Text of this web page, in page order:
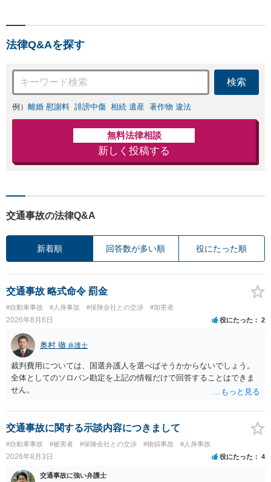
法律Q&Aを探す
検索
例） 離婚 慰謝料 誹謗中傷 相続 遺産 著作物 違法
無料法律相談
新しく投稿する
交通事故の法律Q&A
新着順 回答数が多い順 役にたった順
交通事故 略式命令 罰金
#自動車事故 #人身事故 #保険会社との交渉 #加害者
2026年8月6日 役にたった 2
奥村 徹 弁護士
裁判費用については、国選弁護人を選べばそうかからないでしょう。
全体としてのソロバン勘定を上記の情報だけで回答することはできま
せん。
交通事故に関する示談内容につきまして
#自動車事故 #被害者 #保険会社との交渉 #物損事故 #人身事故
2026年8月3日 役にたった 4
交通事故に強い弁護士